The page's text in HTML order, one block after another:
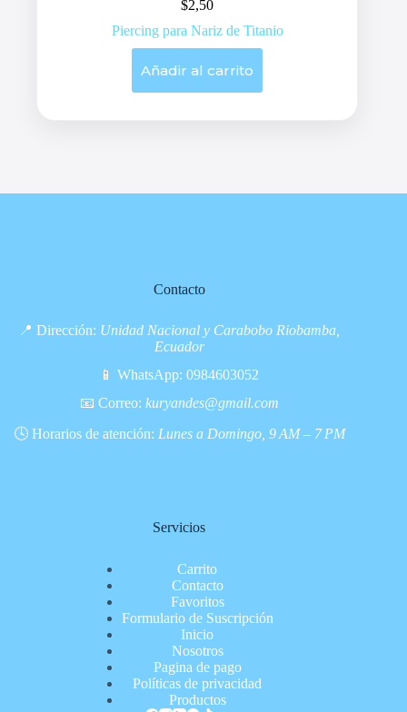
$2,50
Piercing para Nariz de Titanio
Añadir al carrito
Contacto
📍 Dirección: Unidad Nacional y Carabobo Riobamba,
Ecuador
📱 WhatsApp:0984603052
📧 Correo: kuryandes@gmail.com
🕓 Horarios de atención: Lunes a Domingo, 9 AM – 7 PM
Servicios
Carrito
Contacto
Favoritos
Formulario de Suscripción
Inicio
Nosotros
Pagina de pago
Políticas de privacidad
Productos